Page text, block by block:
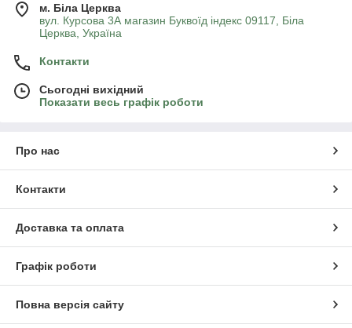
м. Біла Церква
вул. Курсова 3А магазин Буквоїд індекс 09117, Біла
Церква, Україна
Контакти
Сьогодні вихідний
Показати весь графік роботи
Про нас
Контакти
Доставка та оплата
Графік роботи
Повна версія сайту